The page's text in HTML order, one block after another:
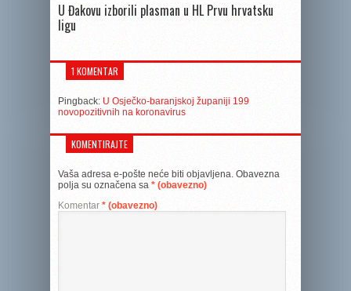
U Đakovu izborili plasman u HL Prvu hrvatsku
ligu
1 KOMENTAR
Pingback: U Osječko-baranjskoj županiji 199
novopozitivnih na koronavirus
KOMENTIRAJTE
Vaša adresa e-pošte neće biti objavljena. Obavezna
polja su označena sa * (obavezno)
Komentar * (obavezno)